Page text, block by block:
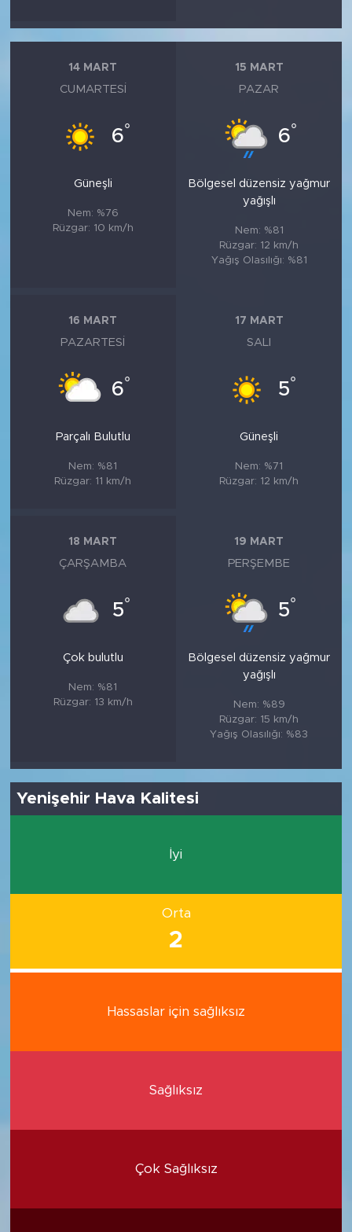
14 MART
CUMARTESI
6°
Güneşli
Nem: %76
Rüzgar: 10 km/h
15 MART
PAZAR
6°
Bölgesel düzensiz yağmur
yağışlı
Nem: %81
Rüzgar: 12 km/h
Yağış Olasılığı: %81
16 MART
PAZARTESI
6°
Parçalı Bulutlu
Nem: %81
Rüzgar: 11 km/h
17 MART
SALI
5°
Güneşli
Nem: %71
Rüzgar: 12 km/h
18 MART
ÇARŞAMBA
5°
Çok bulutlu
Nem: %81
Rüzgar: 13 km/h
19 MART
PERŞEMBE
5°
Bölgesel düzensiz yağmur
yağışlı
Nem: %89
Rüzgar: 15 km/h
Yağış Olasılığı: %83
Yenişehir Hava Kalitesi
İyi
Orta
2
Hassaslar için sağlıksız
Sağlıksız
Çok Sağlıksız